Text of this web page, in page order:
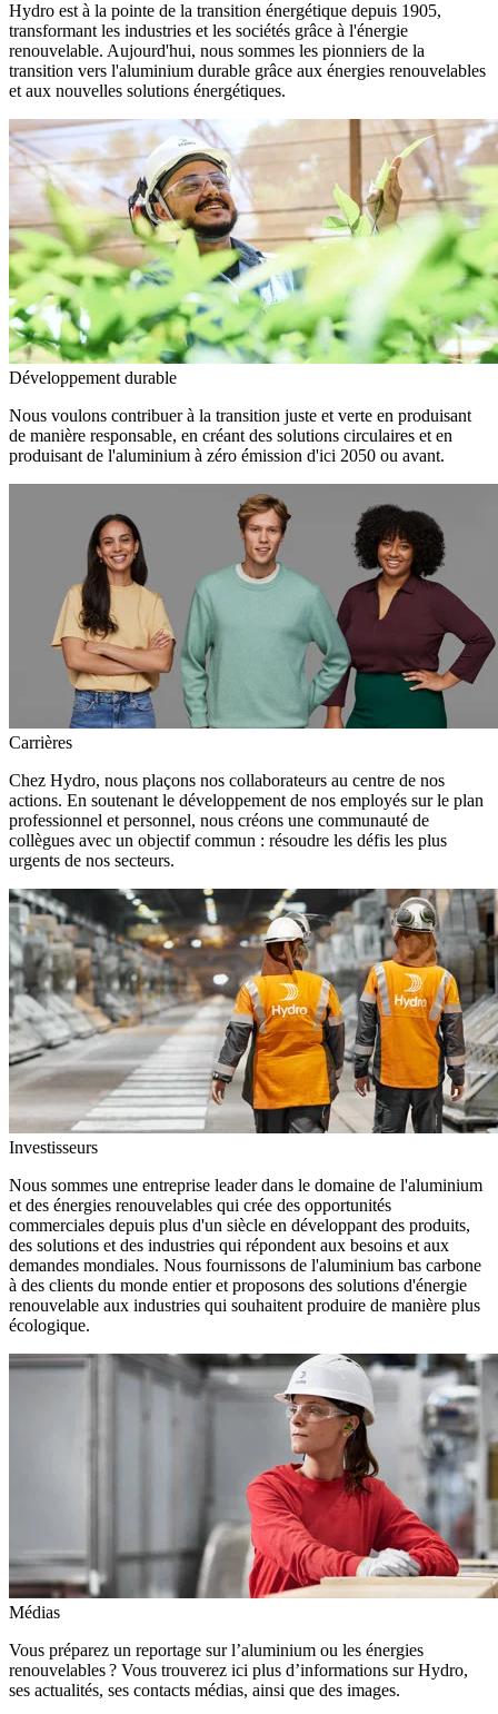
Hydro est à la pointe de la transition énergétique depuis 1905,
transformant les industries et les sociétés grâce à l'énergie
renouvelable. Aujourd'hui, nous sommes les pionniers de la
transition vers l'aluminium durable grâce aux énergies renouvelables
et aux nouvelles solutions énergétiques.
Développement durable
Nous voulons contribuer à la transition juste et verte en produisant
de manière responsable, en créant des solutions circulaires et en
produisant de l'aluminium à zéro émission d'ici 2050 ou avant.
Carrières
Chez Hydro, nous plaçons nos collaborateurs au centre de nos
actions. En soutenant le développement de nos employés sur le plan
professionnel et personnel, nous créons une communauté de
collègues avec un objectif commun : résoudre les défis les plus
urgents de nos secteurs.
Investisseurs
Nous sommes une entreprise leader dans le domaine de l'aluminium
et des énergies renouvelables qui crée des opportunités
commerciales depuis plus d'un siècle en développant des produits,
des solutions et des industries qui répondent aux besoins et aux
demandes mondiales. Nous fournissons de l'aluminium bas carbone
à des clients du monde entier et proposons des solutions d'énergie
renouvelable aux industries qui souhaitent produire de manière plus
écologique.
Médias
Vous préparez un reportage sur l’aluminium ou les énergies
renouvelables ? Vous trouverez ici plus d’informations sur Hydro,
ses actualités, ses contacts médias, ainsi que des images.